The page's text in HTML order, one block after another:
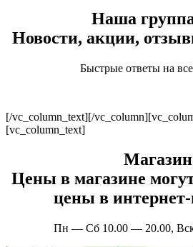
Наша
Новости, акции,
Быстрые ответы на
[/vc_column_text][/
[vc_column_text]
Цены в магазине
цены в интернет-
Пн — Сб 10.00 — 20.00,